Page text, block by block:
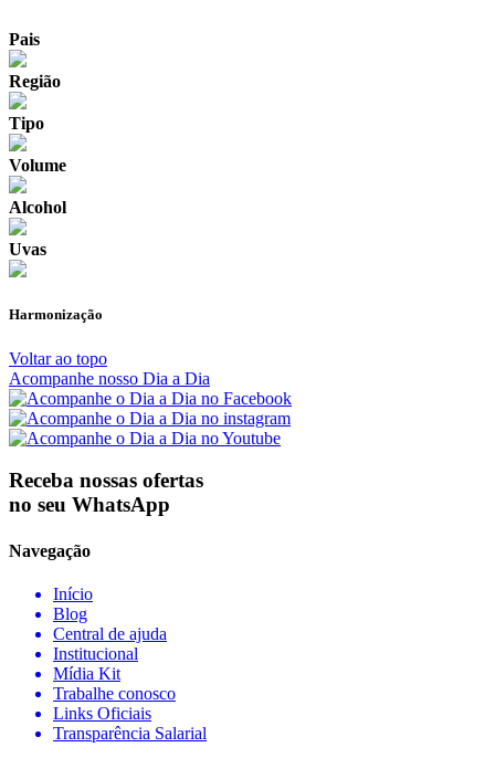
Pais
Região
Tipo
Volume
Alcohol
Uvas
Harmonização
Voltar ao topo
Acompanhe nosso Dia a Dia
Receba nossas ofertas
no seu WhatsApp
Navegação
Início
Blog
Central de ajuda
Institucional
Mídia Kit
Trabalhe conosco
Links Oficiais
Transparência Salarial